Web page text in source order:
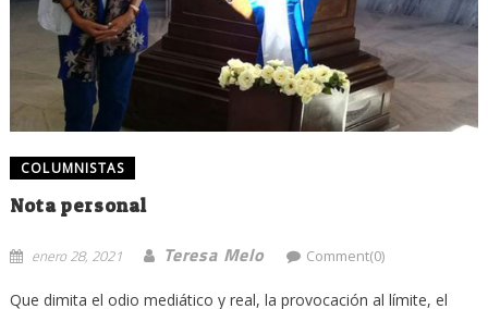
COLUMNISTAS
Nota personal
enero 28, 2021 Teresa Melo Comment(0)
Que dimita el odio mediático y real, la provocación al límite, el